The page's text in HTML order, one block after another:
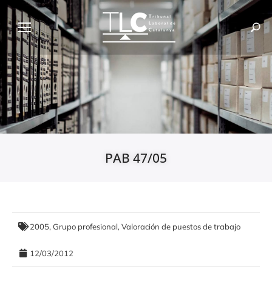
PAB 47/05
2005, Grupo profesional, Valoración de puestos de trabajo
12/03/2012